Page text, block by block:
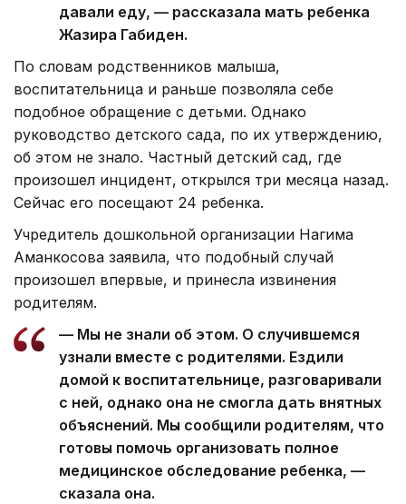
давали еду, — рассказала мать ребенка
Жазира Габиден.
По словам родственников малыша,
воспитательница и раньше позволяла себе
подобное обращение с детьми. Однако
руководство детского сада, по их утверждению,
об этом не знало. Частный детский сад, где
произошел инцидент, открылся три месяца назад.
Сейчас его посещают 24 ребенка.
Учредитель дошкольной организации Нагима
Аманкосова заявила, что подобный случай
произошел впервые, и принесла извинения
родителям.
— Мы не знали об этом. О случившемся
узнали вместе с родителями. Ездили
домой к воспитательнице, разговаривали
с ней, однако она не смогла дать внятных
объяснений. Мы сообщили родителям, что
готовы помочь организовать полное
медицинское обследование ребенка, —
сказала она.